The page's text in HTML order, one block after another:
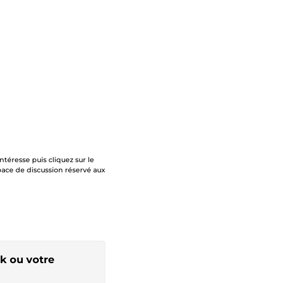
puis cliquez sur le
de discussion réservé aux
ou votre